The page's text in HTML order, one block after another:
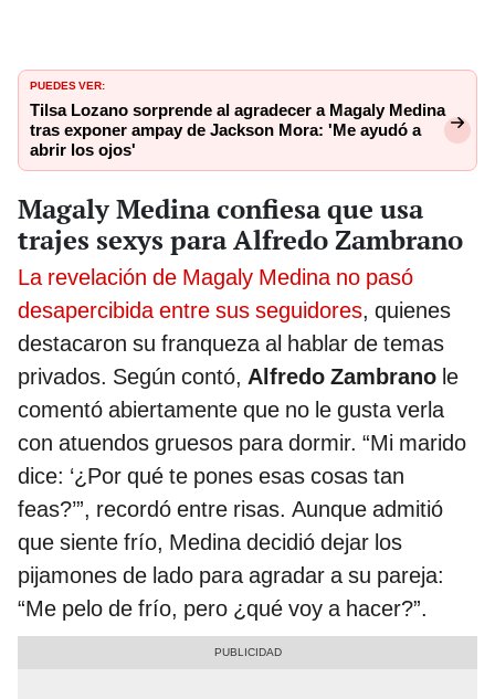
PUEDES VER:
Tilsa Lozano sorprende al agradecer a Magaly Medina
tras exponer ampay de Jackson Mora: 'Me ayudó a
abrir los ojos'
Magaly Medina confiesa que usa
trajes sexys para Alfredo Zambrano
La revelación de Magaly Medina no pasó
desapercibida entre sus seguidores, quienes
destacaron su franqueza al hablar de temas
privados. Según contó, Alfredo Zambrano le
comentó abiertamente que no le gusta verla
con atuendos gruesos para dormir. “Mi marido
dice: ‘¿Por qué te pones esas cosas tan
feas?’”, recordó entre risas. Aunque admitió
que siente frío, Medina decidió dejar los
pijamones de lado para agradar a su pareja:
“Me pelo de frío, pero ¿qué voy a hacer?”.